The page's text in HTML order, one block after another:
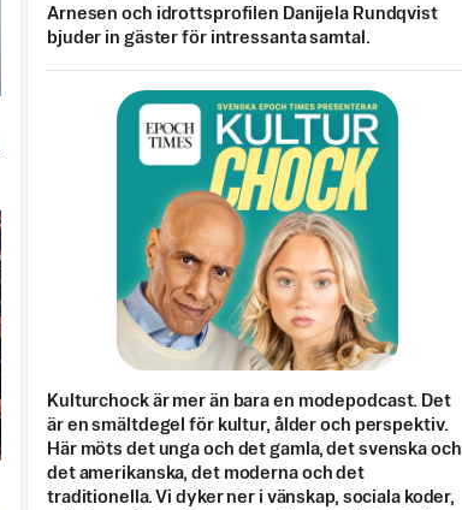
Arnesen och idrottsprofilen Danijela Rundqvist
bjuder in gäster för intressanta samtal.
Kulturchock är mer än bara en modepodcast. Det
är en smältdegel för kultur, ålder och perspektiv.
Här möts det unga och det gamla, det svenska och
det amerikanska, det moderna och det
traditionella. Vi dyker ner i vänskap, sociala koder,